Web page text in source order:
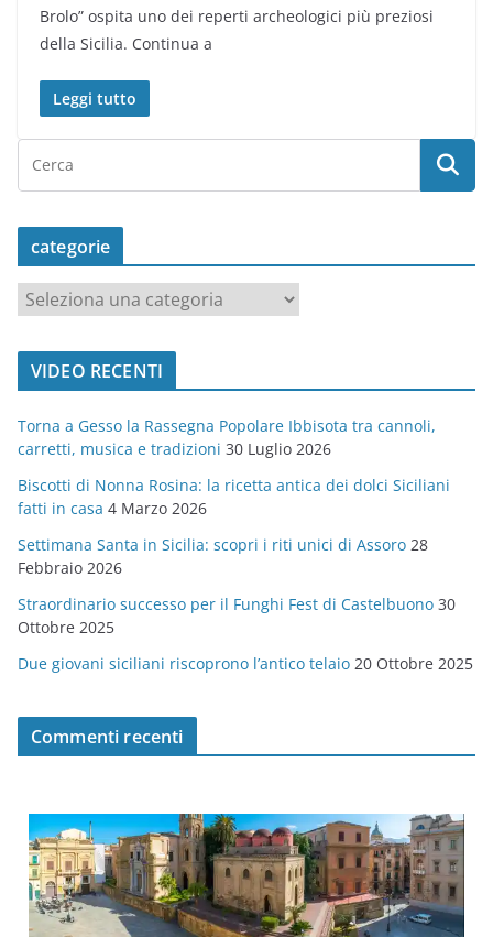
Brolo” ospita uno dei reperti archeologici più preziosi
della Sicilia. Continua a
Leggi tutto
categorie
a
t
o
r
i
e
VIDEO RECENTI
Torna a Gesso la Rassegna Popolare Ibbisota tra cannoli,
carretti, musica e tradizioni 30 Luglio 2026
Biscotti di Nonna Rosina: la ricetta antica dei dolci Siciliani
fatti in casa 4 Marzo 2026
Settimana Santa in Sicilia: scopri i riti unici di Assoro 28
Febbraio 2026
Straordinario successo per il Funghi Fest di Castelbuono 30
Ottobre 2025
Due giovani siciliani riscoprono l’antico telaio 20 Ottobre 2025
Commenti recenti